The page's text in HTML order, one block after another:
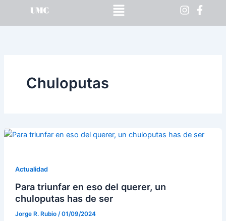
Menú
Chuloputas
Actualidad
Para triunfar en eso del querer, un
chuloputas has de ser
Jorge R. Rubio /01/09/2024